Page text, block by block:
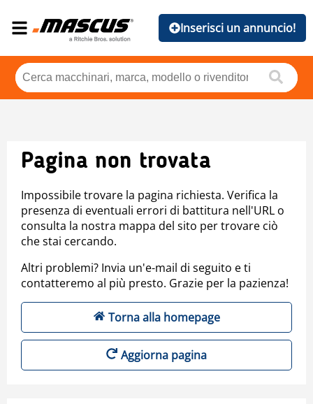
Inserisci un annuncio!
Pagina non trovata
Impossibile trovare la pagina richiesta. Verifica la
presenza di eventuali errori di battitura nell'URL o
consulta la nostra mappa del sito per trovare ciò
che stai cercando.
Altri problemi? Invia un'e-mail di seguito e ti
contatteremo al più presto. Grazie per la pazienza!
Torna alla homepage
Aggiorna pagina